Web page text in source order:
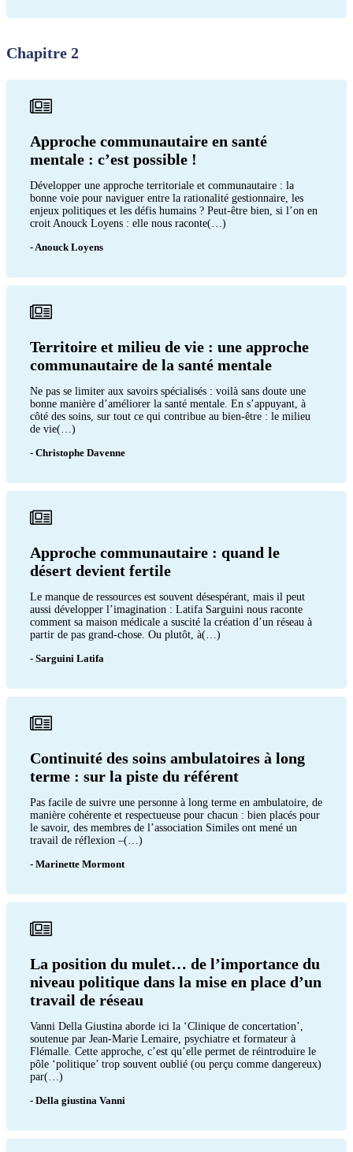
Chapitre 2
Approche communautaire en santé
mentale : c’est possible !
Développer une approche territoriale et communautaire : la
bonne voie pour naviguer entre la rationalité gestionnaire, les
enjeux politiques et les défis humains ? Peut-être bien, si l’on en
croit Anouck Loyens : elle nous raconte(…)
- Anouck Loyens
Territoire et milieu de vie : une approche
communautaire de la santé mentale
Ne pas se limiter aux savoirs spécialisés : voilà sans doute une
bonne manière d’améliorer la santé mentale. En s’appuyant, à
côté des soins, sur tout ce qui contribue au bien-être : le milieu
de vie(…)
- Christophe Davenne
Approche communautaire : quand le
désert devient fertile
Le manque de ressources est souvent désespérant, mais il peut
aussi développer l’imagination : Latifa Sarguini nous raconte
comment sa maison médicale a suscité la création d’un réseau à
partir de pas grand-chose. Ou plutôt, à(…)
- Sarguini Latifa
Continuité des soins ambulatoires à long
terme : sur la piste du référent
Pas facile de suivre une personne à long terme en ambulatoire, de
manière cohérente et respectueuse pour chacun : bien placés pour
le savoir, des membres de l’association Similes ont mené un
travail de réflexion –(…)
- Marinette Mormont
La position du mulet… de l’importance du
niveau politique dans la mise en place d’un
travail de réseau
Vanni Della Giustina aborde ici la ‘Clinique de concertation’,
soutenue par Jean-Marie Lemaire, psychiatre et formateur à
Flémalle. Cette approche, c’est qu’elle permet de réintroduire le
pôle ‘politique’ trop souvent oublié (ou perçu comme dangereux)
par(…)
- Della giustina Vanni